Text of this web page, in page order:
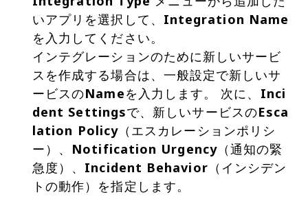
いアプリを選択して、 Integration Name
を入力してください。
インテグレーションのために新しいサービ
スを作成する場合は、一般設定で新しいサ
ービスのNameを入力します。 次に、 Inci
dent Settingsで、新しいサービスのEsca
lation Policy （エスカレーションポリシ
ー）、 Notification Urgency（通知の緊
急度）、 Incident Behavior （インシデン
トの動作）を指定します。